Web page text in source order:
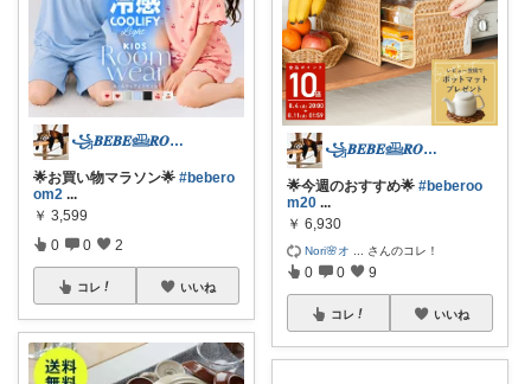
꧁𝑩𝑬𝑩𝑬𓊝𝑹𝑶𝑶𝑴꧂
🌟お買い物マラソン🌟 #bebero
om2 ...
￥ 3,599
0 0 2
コレ いいね
꧁𝑩𝑬𝑩𝑬𓊝𝑹𝑶𝑶𝑴꧂
🌟今週のおすすめ🌟 #beberoo
m20 ...
￥ 6,930
Nori🌸オ さんのコレ！
0 0 9
コレ いいね